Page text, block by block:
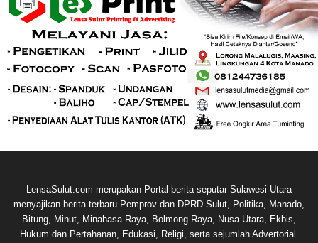
LensaSulut.com merupakan Portal berita seputar Sulawesi Utara
menyajikan berita terbaru Pemprov dan DPRD Sulut, Politika, Manado,
Bitung, Minut, Minahasa Raya, Bolmong Raya, Nusa Utara, Ekbis,
Hukum dan Pertahanan, Edukasi, Religi, serta sejumlah Advertorial.